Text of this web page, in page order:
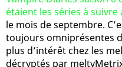
étaient les séries à
le mois de septembre.
toujours omniprésentes
plus d’intérêt chez les
décryptés par